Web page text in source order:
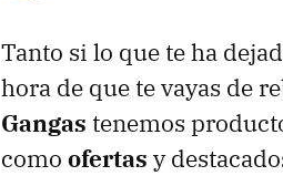
Tanto si lo que te ha
hora de que te vayas de
Gangas tenemos
como ofertas y